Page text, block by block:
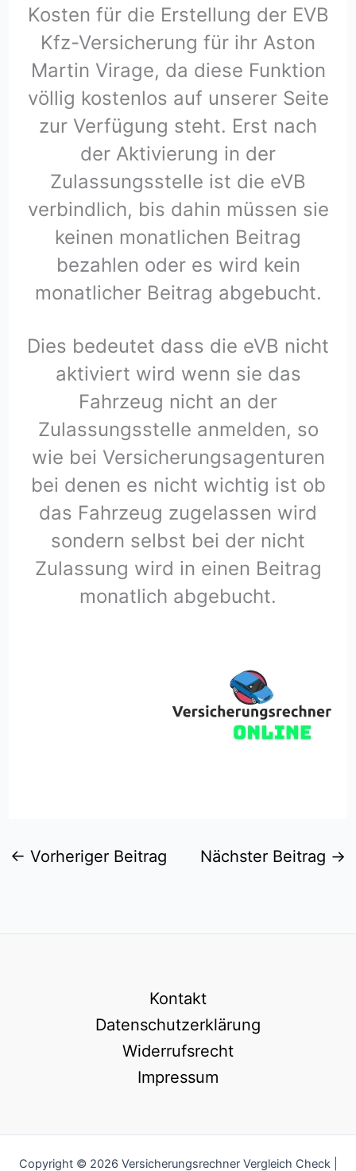
Kosten für die Erstellung der EVB
Kfz-Versicherung für ihr Aston
Martin Virage, da diese Funktion
völlig kostenlos auf unserer Seite
zur Verfügung steht. Erst nach
der Aktivierung in der
Zulassungsstelle ist die eVB
verbindlich, bis dahin müssen sie
keinen monatlichen Beitrag
bezahlen oder es wird kein
monatlicher Beitrag abgebucht.
Dies bedeutet dass die eVB nicht
aktiviert wird wenn sie das
Fahrzeug nicht an der
Zulassungsstelle anmelden, so
wie bei Versicherungsagenturen
bei denen es nicht wichtig ist ob
das Fahrzeug zugelassen wird
sondern selbst bei der nicht
Zulassung wird in einen Beitrag
monatlich abgebucht.
← Vorheriger Beitrag Nächster Beitrag →
Kontakt
Datenschutzerklärung
Widerrufsrecht
Impressum
Copyright © 2026 Versicherungsrechner Vergleich Check |